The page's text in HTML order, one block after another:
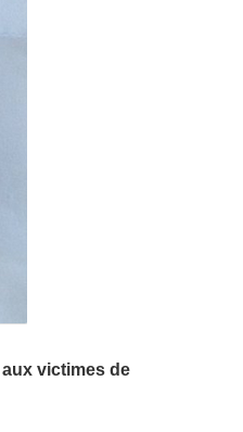
aux victimes de